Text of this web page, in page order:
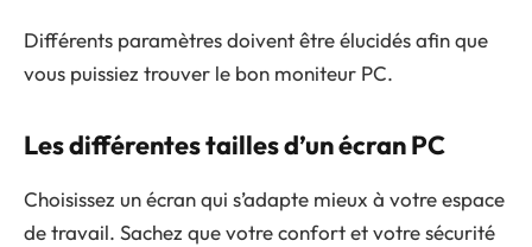
Différents paramètres doivent être élucidés afin que
vous puissiez trouver le bon moniteur PC.
Les différentes tailles d’un écran PC
Choisissez un écran qui s’adapte mieux à votre espace
de travail. Sachez que votre confort et votre sécurité